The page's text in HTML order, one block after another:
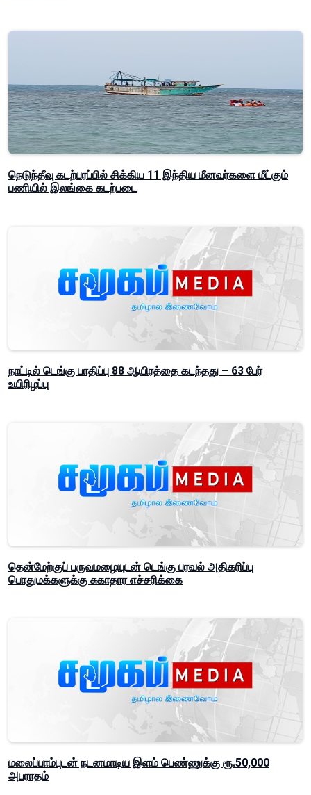
நெடுந்தீவு கடற்பரப்பில் சிக்கிய 11 இந்திய மீனவர்களை மீட்கும்
பணியில் இலங்கை கடற்படை
நாட்டில் டெங்கு பாதிப்பு 88 ஆயிரத்தை கடந்தது – 63 பேர்
உயிரிழப்பு
தென்மேற்குப் பருவமழையுடன் டெங்கு பரவல் அதிகரிப்பு
பொதுமக்களுக்கு சுகாதார எச்சரிக்கை
மலைப்பாம்புடன் நடனமாடிய இளம் பெண்ணுக்கு ரூ.50,000
அபராதம்